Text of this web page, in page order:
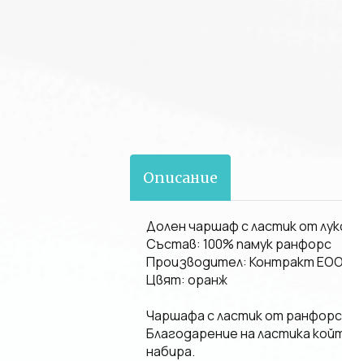
Описание
Долен чаршаф с ластик от
Състав: 100% памук ранфорс
Производител: Контракт
Цвят: оранж
Чаршафа с ластик от
Благодарение на ластика
набира.